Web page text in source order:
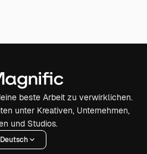
beste Arbeit zu verwirklichen.
unter Kreativen, Unternehmen,
und Studios.
Deutsch